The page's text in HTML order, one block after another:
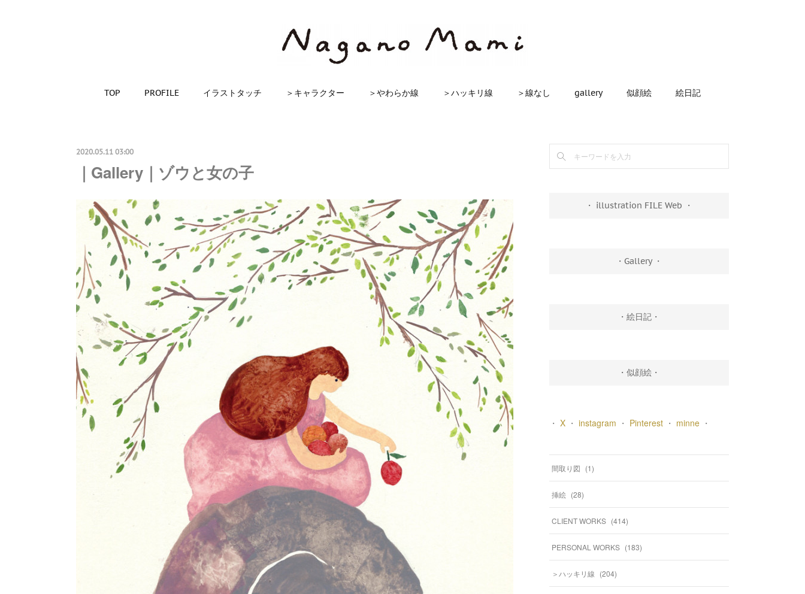
TOP PROFILE イラストタッチ ＞キャラクター ＞やわらか線 ＞ハッキリ線 ＞線なし gallery 似顔絵 絵日記
2020.05.11 03:00
｜Gallery｜ゾウと女の子
・ illustration FILE Web ・
・Gallery ・
・絵日記・
・似顔絵・
・ X ・ instagram ・ Pinterest ・ minne ・
間取り図 (1)
挿絵 (28)
CLIENT WORKS (414)
PERSONAL WORKS (183)
＞ハッキリ線 (204)